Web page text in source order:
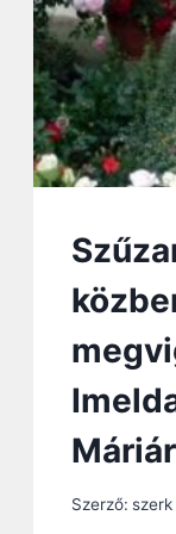
Á
R
I
Á
V
A
L
A
Z
K
A
S
Ó
Szerző: szerk